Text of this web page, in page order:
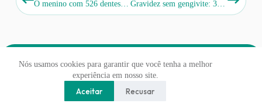
Nós usamos cookies para garantir que você tenha a melhor
experiência em nosso site.
Aceitar Recusar
O menino com 526 dentes na boca e outros casos de anomalias dentárias Gravidez sem gengivite: 3 passos essenciais para cuidar do sorriso
CROOL - CENTRO ODONTÓLOGICO © 2026